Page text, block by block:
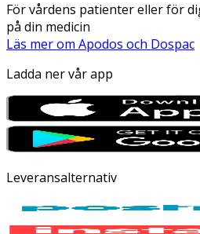
För vårdens patienter eller för
på din medicin
Läs mer om Apodos och Dospac
Ladda ner vår app
Leveransalternativ